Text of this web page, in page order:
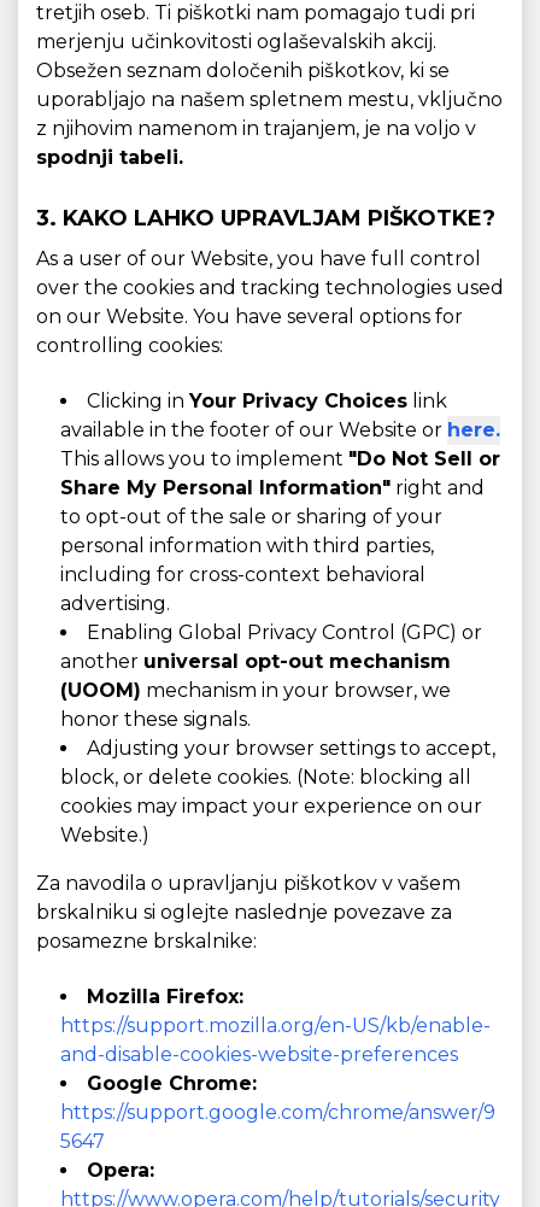
tretjih oseb. Ti piškotki nam pomagajo tudi pri
merjenju učinkovitosti oglaševalskih akcij.
Obsežen seznam določenih piškotkov, ki se
uporabljajo na našem spletnem mestu, vključno
z njihovim namenom in trajanjem, je na voljo v
spodnji tabeli.
3. KAKO LAHKO UPRAVLJAM PIŠKOTKE?
As a user of our Website, you have full control
over the cookies and tracking technologies used
on our Website. You have several options for
controlling cookies:
Clicking inYour Privacy Choices link
available in the footer of our Website or here.
This allows you to implement "Do Not Sell or
Share My Personal Information" right and
to opt-out of the sale or sharing of your
personal information with third parties,
including for cross-context behavioral
advertising.
Enabling Global Privacy Control (GPC) or
another universal opt-out mechanism
(UOOM) mechanism in your browser, we
honor these signals.
Adjusting your browser settings to accept,
block, or delete cookies. (Note: blocking all
cookies may impact your experience on our
Website.)
Za navodila o upravljanju piškotkov v vašem
brskalniku si oglejte naslednje povezave za
posamezne brskalnike:
Mozilla Firefox:
https://support.mozilla.org/en-US/kb/enable-
and-disable-cookies-website-preferences
Google Chrome:
https://support.google.com/chrome/answer/9
5647
Opera:
https://www.opera.com/help/tutorials/security